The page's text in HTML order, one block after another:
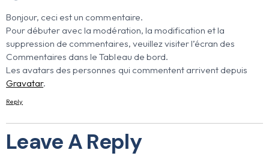
Bonjour, ceci est un commentaire.
Pour débuter avec la modération, la modification et la
suppression de commentaires, veuillez visiter l’écran des
Commentaires dans le Tableau de bord.
Les avatars des personnes qui commentent arrivent depuis
Gravatar.
Reply
Leave A Reply